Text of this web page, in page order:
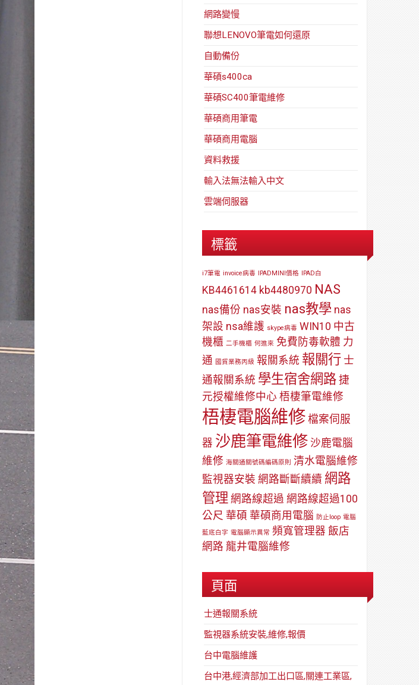
網路變慢
聯想LENOVO筆電如何還原
自動備份
華碩s400ca
華碩SC400筆電維修
華碩商用筆電
華碩商用電腦
資料救援
輸入法無法輸入中文
雲端伺服器
標籤
i7筆電 invoice病毒 IPADMINI價格 IPAD白
KB4461614 kb4480970 NAS
nas備份 nas安裝 nas教學 nas
架設 nsa維護 skype病毒 WIN10 中古
機櫃 二手機櫃 何進來 免費防毒軟體 力
通 國貿業務丙級 報關系統 報關行 士
通報關系統 學生宿舍網路 捷
元授權維修中心 梧棲筆電維修
梧棲電腦維修 檔案伺服
器 沙鹿筆電維修 沙鹿電腦
維修 海關通關號碼編碼原則 清水電腦維修
監視器安裝 網路斷斷續續 網路
管理 網路線超過 網路線超過100
公尺 華碩 華碩商用電腦 防止loop 電腦
藍底白字 電腦顯示異常 頻寬管理器 飯店
網路 龍井電腦維修
頁面
士通報關系統
監視器系統安裝,維修,報價
台中電腦維護
台中港,經濟部加工出口區,關連工業區,